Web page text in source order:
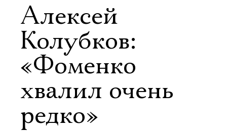
Алексей
Колубков:
«Фоменко
хвалил очень
редко»